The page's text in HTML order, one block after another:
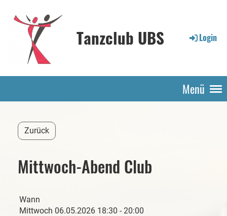
Tanzclub UBS Login
Menü
Zurück
Mittwoch-Abend Club
Wann
Mittwoch 06.05.2026 18:30 - 20:00